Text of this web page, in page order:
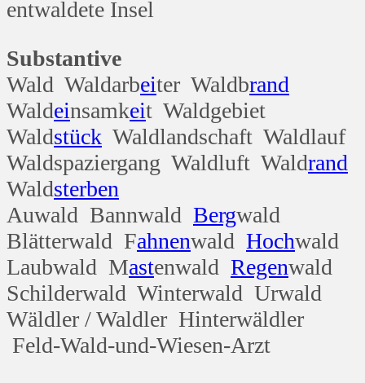
entwaldete Insel
Substantive
Wald Waldarbeiter Waldbrand
Waldeinsamkeit Waldgebiet
Waldstück Waldlandschaft Waldlauf
Waldspaziergang Waldluft Waldrand
Waldsterben
Auwald Bannwald Bergwald
Blätterwald Fahnenwald Hochwald
Laubwald Mastenwald Regenwald
Schilderwald Winterwald Urwald
Wäldler / Waldler Hinterwäldler
Feld-Wald-und-Wiesen-Arzt